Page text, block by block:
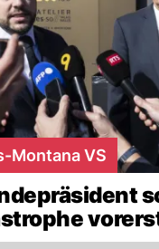
Montana VS